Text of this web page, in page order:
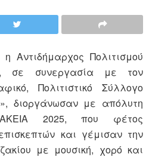
Αντιδήμαρχος Πολιτισμού
σε συνεργασία με τον
Πολιτιστικό Σύλλογο
διοργάνωσαν με απόλυτη
2025, που φέτος
και γέμισαν την
με μουσική, χορό και